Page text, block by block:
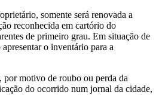
somente será renovada a
reconhecida em cartório do
de primeiro grau. Em situação de
o inventário para a
por motivo de roubo ou perda da
do ocorrido num jornal da cidade,